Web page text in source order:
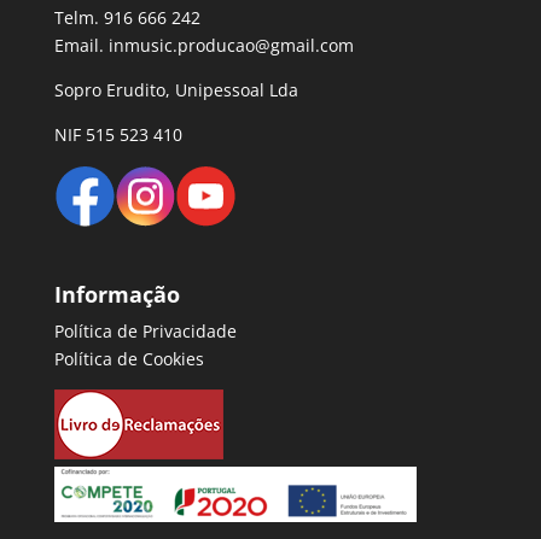
Telm. 916 666 242
Email. inmusic.producao@gmail.com
Sopro Erudito, Unipessoal Lda
NIF 515 523 410
Informação
Política de Privacidade
Política de Cookies